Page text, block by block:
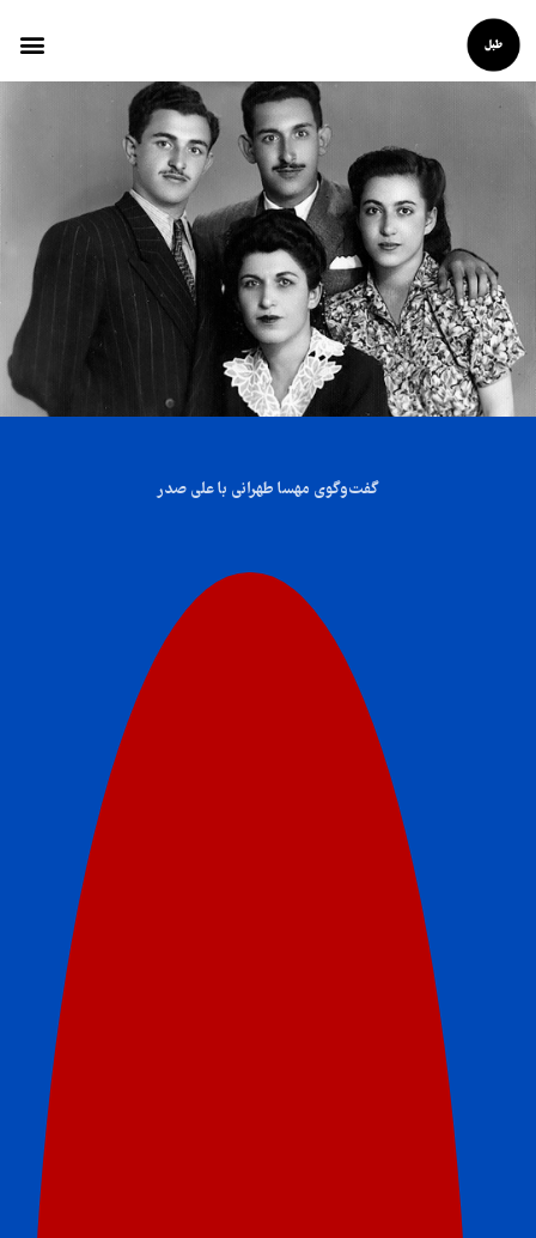
گفت‌‌‌وگوی مهسا طهرانی با علی صدر